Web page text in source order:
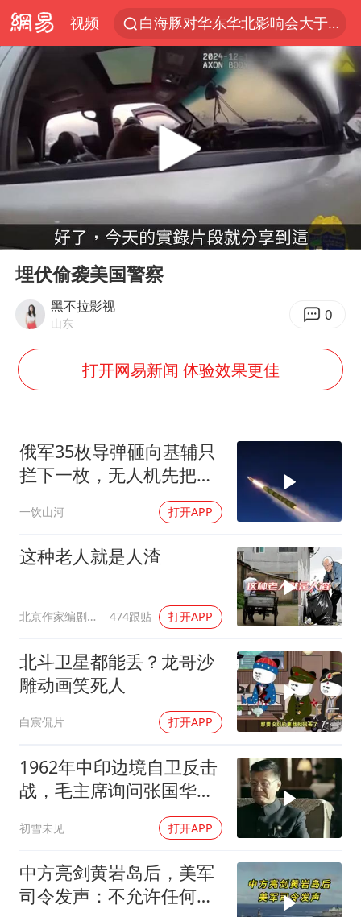
视频
白海豚对华东华北影响会大于巴威
于东来回应胖东来近25年老店年底关闭
《披荆斩棘2026》阵容官宣
全球最大级别运输船通过长江大桥
独闯南太行的失联女生最后轨迹已确认
上海全力守护市民“菜篮子”
白海豚北上或致京津冀暴雨
新疆一婚礼线上邀请引热议
《龙餐馆》 冲奖
云南一男子胃中取出180颗铁钉
以军士兵把枪口对准中国记者
奋力开创中国式现代化建设新局面
Play
00:00 07:59
埋伏偷袭美国警察
黑不拉影视
山东 0
打开网易新闻 体验效果更佳
俄军35枚导弹砸向基辅只
拦下一枚，无人机先把爱
国者耗干了，泽连斯基的
秋天反攻成了笑话
一饮山河 打开APP
这种老人就是人渣
北京作家编剧肥猪满圈 474跟贴 打开APP
北斗卫星都能丢？龙哥沙
雕动画笑死人
白宸侃片 打开APP
1962年中印边境自卫反击
战，毛主席询问张国华能
初雪未见 打开APP
中方亮剑黄岩岛后，美军
司令发声：不允许任何国